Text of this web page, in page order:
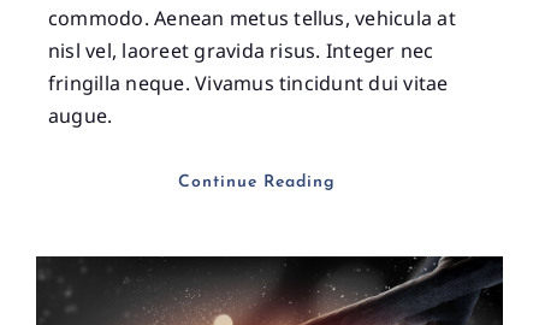
commodo. Aenean metus tellus, vehicula at
nisl vel, laoreet gravida risus. Integer nec
fringilla neque. Vivamus tincidunt dui vitae
augue.
Continue Reading